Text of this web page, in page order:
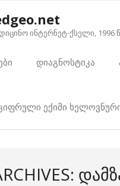
ინტერნეტ-ქსელი, 1996
დიაგნოსტიკა
ციფრული ექიმი